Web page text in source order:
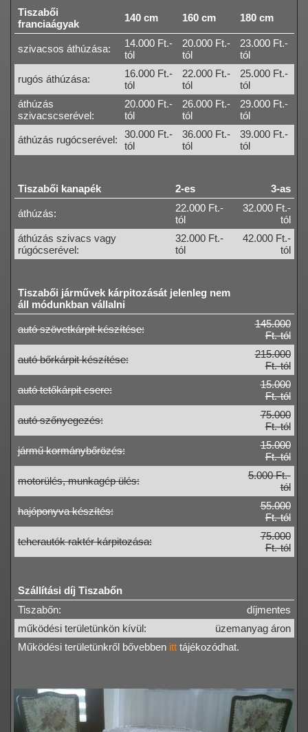
Tiszabői
franciaágyak
140 cm 160 cm 180 cm
szivacsos áthúzása:
14.000 Ft.-
tól
20.000 Ft.-
tól
23.000 Ft.-
tól
rugós áthúzása:
16.000 Ft.-
tól
22.000 Ft.-
tól
25.000 Ft.-
tól
áthúzás
szivacscserével:
20.000 Ft.-
tól
26.000 Ft.-
tól
29.000 Ft.-
tól
áthúzás rugócserével:
30.000 Ft.-
tól
36.000 Ft.-
tól
39.000 Ft.-
tól
Tiszabői kanapék 2-es 3-as
áthúzás:
22.000 Ft.-
tól
32.000 Ft.-
tól
áthúzás szivacs vagy
rúgócserével:
32.000 Ft.-
tól
42.000 Ft.-
tól
Tiszabői járművek kárpitozását jelenleg nem
áll módunkban vállalni
autó szövetkárpit készítése:
145.000
Ft.-tól
autó bőrkárpit készítése:
215.000
Ft.-tól
autó tetőkárpit csere:
15.000
Ft.-tól
autó szőnyegezés:
75.000
Ft.-tól
jármű kormánybőrözés:
15.000
Ft.-tól
motorülés, munkagép ülés:
5.000 Ft.-
tól
hajóponyva készítés:
55.000
Ft.-tól
teherautók raktér kárpitozása:
75.000
Ft.-tól
Szállítási díj Tiszabőn
Tiszabőn:
díjmentes
működési területünkön kívül:
üzemanyag áron
Működési területünkről bővebben itttájékozódhat.